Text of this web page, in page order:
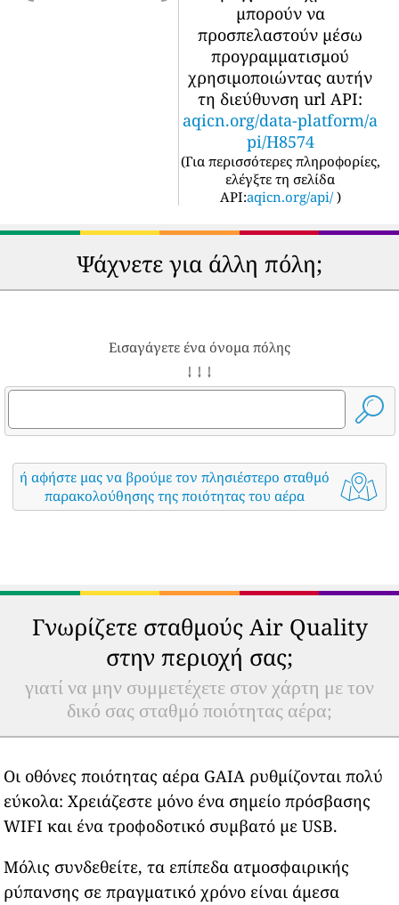
μπορούν να
προσπελαστούν μέσω
προγραμματισμού
χρησιμοποιώντας αυτήν
τη διεύθυνση url API:
aqicn.org/data-platform/a
pi/H8574
(Για περισσότερες πληροφορίες,
ελέγξτε τη σελίδα
API:aqicn.org/api/ )
Ψάχνετε για άλλη πόλη;
Εισαγάγετε ένα όνομα πόλης
↓ ↓ ↓
ή αφήστε μας να βρούμε τον πλησιέστερο σταθμό
παρακολούθησης της ποιότητας του αέρα
Γνωρίζετε σταθμούς Air Quality
στην περιοχή σας;
γιατί να μην συμμετέχετε στον χάρτη με τον
δικό σας σταθμό ποιότητας αέρα;
Οι οθόνες ποιότητας αέρα GAIA ρυθμίζονται πολύ
εύκολα: Χρειάζεστε μόνο ένα σημείο πρόσβασης
WIFI και ένα τροφοδοτικό συμβατό με USB.
Μόλις συνδεθείτε, τα επίπεδα ατμοσφαιρικής
ρύπανσης σε πραγματικό χρόνο είναι άμεσα